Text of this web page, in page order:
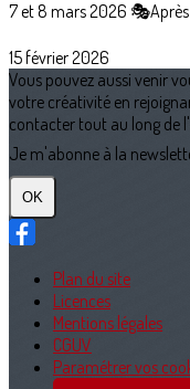
7 et 8 mars 2026 🎭Après
15 février 2026
Vous pouvez aussi venir
votre créativité en
contacter tout au long de
Je m'abonne à la
OK
Plan du site
Licences
Mentions légales
CGUV
Paramétrer vos